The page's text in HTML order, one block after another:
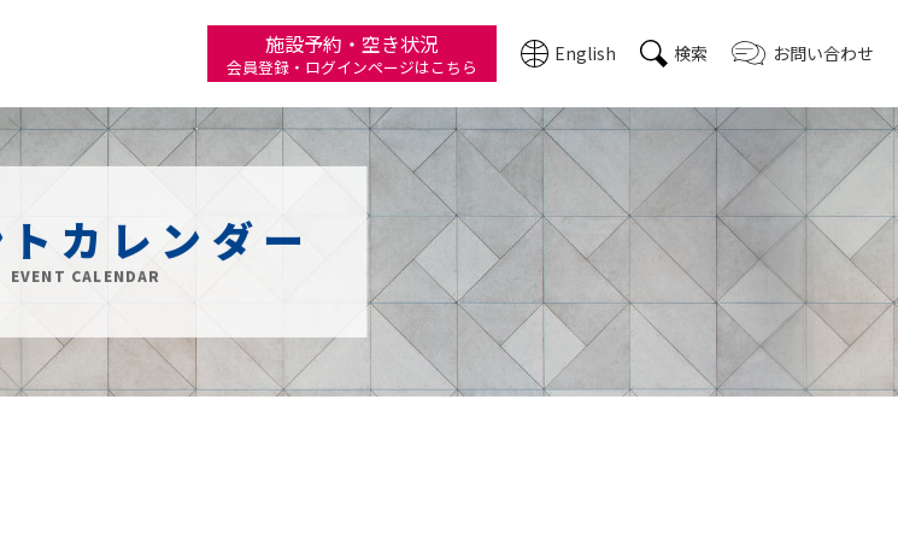
施設予約・空き状況
会員登録・ログインページはこちら
English 検索 お問い合わせ
カレンダー
EVENT CALENDAR